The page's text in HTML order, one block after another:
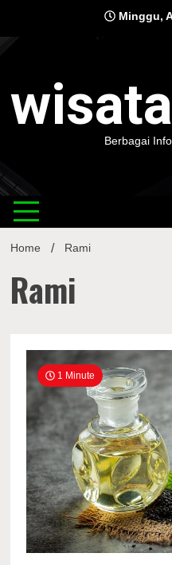
content
Minggu,
Berbagai
Home Rami
Rami
1 Minute